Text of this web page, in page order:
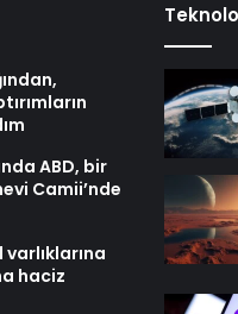
ABD, bir
Camii’nde
varlıklarına
haciz